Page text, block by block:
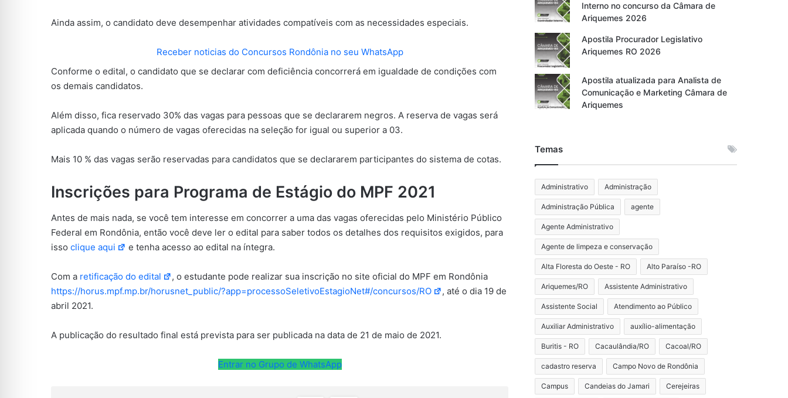
Ainda assim, o candidato deve desempenhar atividades compatíveis com as necessidades especiais.
Receber noticias do Concursos Rondônia no seu WhatsApp
Conforme o edital, o candidato que se declarar com deficiência concorrerá em igualdade de condições com
os demais candidatos.
Além disso, fica reservado 30% das vagas para pessoas que se declararem negros. A reserva de vagas será
aplicada quando o número de vagas oferecidas na seleção for igual ou superior a 03.
Mais 10 % das vagas serão reservadas para candidatos que se declararem participantes do sistema de cotas.
Inscrições para Programa de Estágio do MPF 2021
Antes de mais nada, se você tem interesse em concorrer a uma das vagas oferecidas pelo Ministério Público
Federal em Rondônia, então você deve ler o edital para saber todos os detalhes dos requisitos exigidos, para
isso clique aqui e tenha acesso ao edital na íntegra.
Com a retificação do edital
, o estudante pode realizar sua inscrição no site oficial do MPF em Rondônia
https://horus.mpf.mp.br/horusnet_public/?app=processoSeletivoEstagioNet#/concursos/RO
, até o dia 19 de
abril 2021.
A publicação do resultado final está prevista para ser publicada na data de 21 de maio de 2021.
Entrar no Grupo de WhatsApp
Interno no concurso da Câmara de
Ariquemes 2026
Apostila Procurador Legislativo
Ariquemes RO 2026
Apostila atualizada para Analista de
Comunicação e Marketing Câmara de
Ariquemes
Temas
Administrativo Administração
Administração Pública agente
Agente Administrativo
Agente de limpeza e conservação
Alta Floresta do Oeste - RO Alto Paraíso -RO
Ariquemes/RO Assistente Administrativo
Assistente Social Atendimento ao Público
Auxiliar Administrativo auxílio-alimentação
Buritis - RO Cacaulândia/RO Cacoal/RO
cadastro reserva Campo Novo de Rondônia
Campus Candeias do Jamari Cerejeiras